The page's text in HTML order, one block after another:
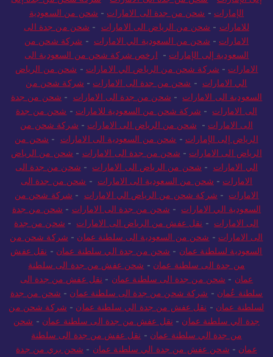
الإمارات - شحن من جدة الى الامارات - شحن من السعودية
للامارات - شحن من الرياض الى الامارات - شحن من جدة الى
الامارات - شحن من السعودية الي الامارات - شركة شحن من
السعودية إلى الإمارات - ارخص شركة شحن من السعودية الى
الامارات - شركة شحن من الرياض الي الامارات - شحن من الرياض
الي الامارات - شحن من جدة الى الامارات - شركة شحن من
السعودية الى الامارات - شحن من جدة الى الامارات - شحن من جدة
الى الامارات - شركة شحن من السعودية للامارات - شحن من جدة
الى الامارات - شحن من الرياض الى الامارات - شركة شحن من
الرياض إلى الإمارات - شحن من السعودية الى الامارات - شحن من
الرياض الى الامارات - شحن من جدة الى الامارات - شحن من الرياض
الي الامارات - شحن من الرياض الى الامارات - شحن من جدة الى
الامارات - شحن من السعودية الى الامارات - شحن من جدة الى
الامارات - شركة شحن من الرياض الي الامارات - شركة شحن من
السعودية الي الامارات - شحن من جدة الى الامارات - شحن من جدة
الى الامارات - نقل عفش من الرياض الى الامارات - شحن من جدة
الى الامارات - شحن من السعودية الى سلطنة عمان - شركة شحن من
السعودية لسلطنة عمان - شحن من جدة الي سلطنة عمان - نقل عفش
من جدة الى سلطنة عمان - شحن عفش من جدة الى سلطنة
عمان - شحن من جدة الى سلطنة عمان - نقل عفش من جدة الى
سلطنة عُمان - شركة شحن من جدة الى سلطنة عمان - شحن من جدة
لسلطنة عمان - نقل عفش من جدة الي سلطنة عمان - شركة شحن من
جدة الي سلطنة عمان - نقل عفش من جدة الى سلطنة عمان - شحن
من جدة الي سلطنة عمان - نقل عفش من جدة الى سلطنة
عمان - شحن عفش من جدة الي سلطنة عمان - شحن بري من جدة